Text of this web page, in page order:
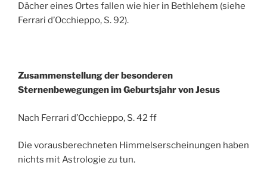
Dächer eines Ortes fallen wie hier in Bethlehem (siehe
Ferrari d’Occhieppo, S. 92).
Zusammenstellung der besonderen
Sternenbewegungen im Geburtsjahr von Jesus
Nach Ferrari d’Occhieppo, S. 42 ff
Die vorausberechneten Himmelserscheinungen haben
nichts mit Astrologie zu tun.